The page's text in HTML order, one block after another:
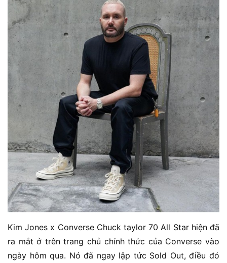
Kim Jones x Converse Chuck taylor 70 All Star hiện đã
ra mắt ở trên trang chủ chính thức của Converse vào
ngày hôm qua. Nó đã ngay lập tức Sold Out, điều đó